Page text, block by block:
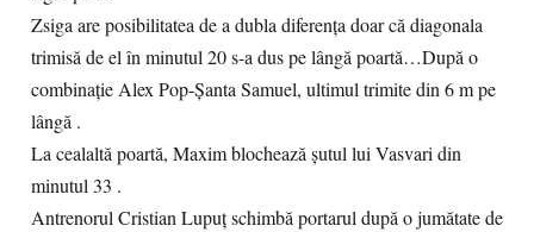
Zsiga are posibilitatea de a dubla diferența doar că diagonala
trimisă de el în minutul 20 s-a dus pe lângă poartă…După o
combinație Alex Pop-Șanta Samuel, ultimul trimite din 6 m pe
lângă .
La cealaltă poartă, Maxim blochează șutul lui Vasvari din
minutul 33 .
Antrenorul Cristian Lupuț schimbă portarul după o jumătate de